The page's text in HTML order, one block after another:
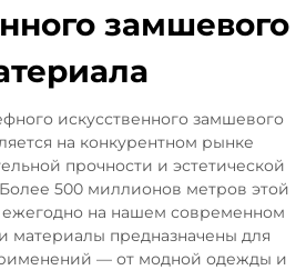
замшевого
искусственного замшевого
на конкурентном рынке
прочности и эстетической
500 миллионов метров этой
ежегодно на нашем современном
материалы предназначены для
— от модной одежды и